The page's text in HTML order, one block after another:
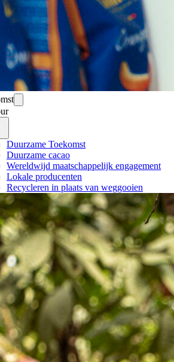
Duurzame Toekomst
Duurzame cacao
Wereldwijd maatschappelijk engagement
Lokale producenten
Recycleren in plaats van weggooien